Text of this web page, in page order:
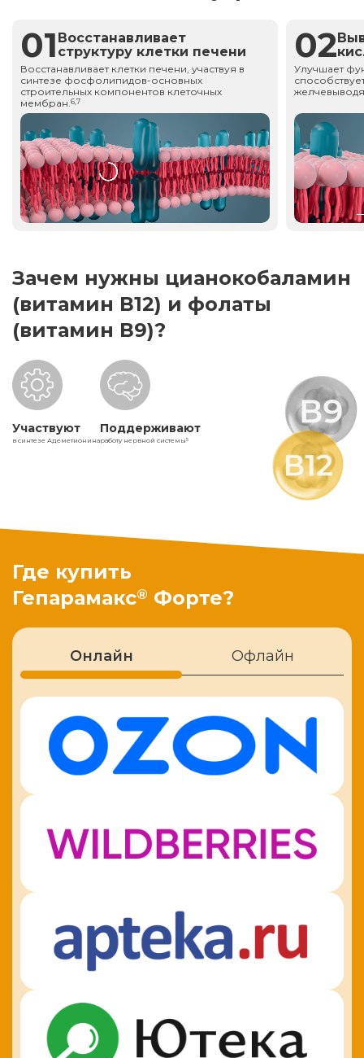
01 Восстанавливает
структуру клетки печени
Восстанавливает клетки печени, участвуя в
синтезе фосфолипидов-основных
строительных компонентов клеточных
мембран.6,7
02
Улучшает
Зачем нужны цианокобаламин
(витамин В12) и фолаты
(витамин В9)?
Участвуют
в синтезе Адеметионина
Поддерживают
работу нервной системы5
Где купить
Гепарамакс® Форте?
Онлайн Офлайн